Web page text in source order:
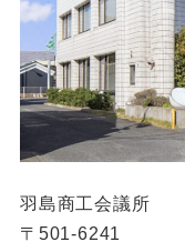
羽島商工会議所
〒501-6241